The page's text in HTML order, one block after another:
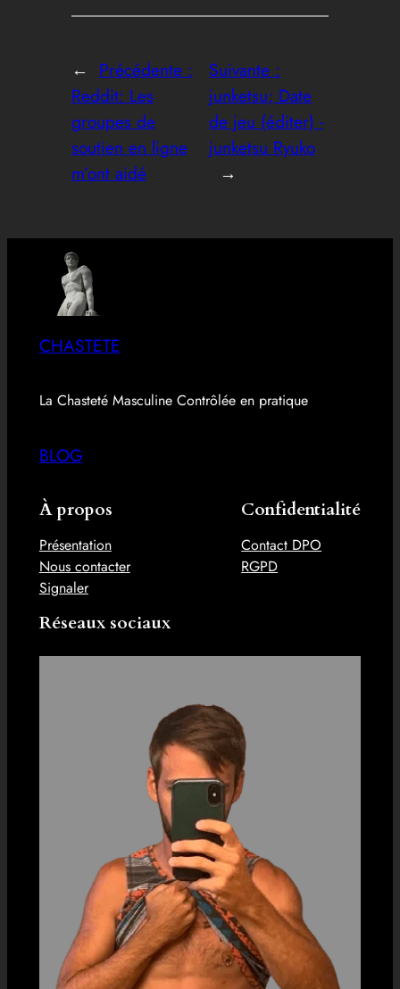
← Précédente :
Reddit: Les
groupes de
soutien en ligne
m’ont aidé
Suivante :
junketsu; Date
de jeu (éditer) -
junketsu Ryuko
→
CHASTETE
La Chasteté Masculine Contrôlée en pratique
BLOG
À propos
Présentation
Nous contacter
Signaler
Confidentialité
Contact DPO
RGPD
Réseaux sociaux